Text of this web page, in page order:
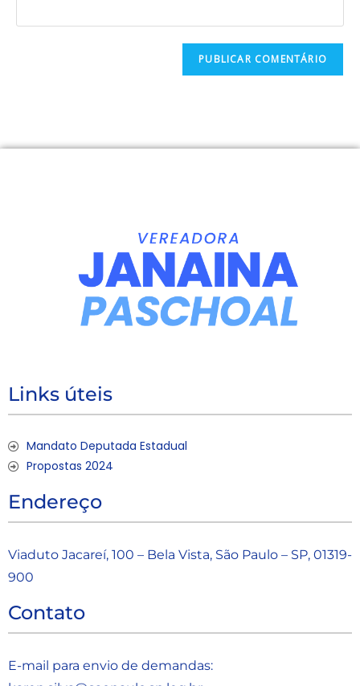
Links úteis
Mandato Deputada Estadual
Propostas 2024
Endereço
Viaduto Jacareí, 100 – Bela Vista, São Paulo – SP, 01319-
900
Contato
E-mail para envio de demandas: